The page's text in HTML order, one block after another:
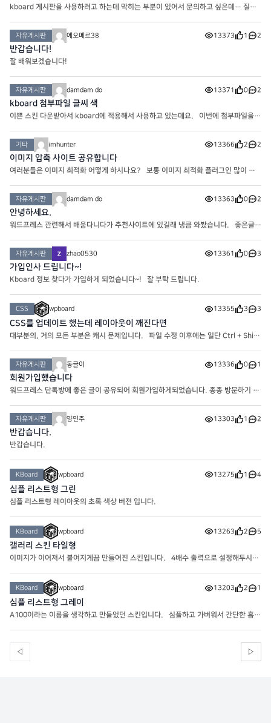
kboard 게시판을 사용하려고 하는데 막히는 부분이 있어서 문의하고 싶은데… 질문
이상하게 파랑색 필터가 약하게 먹힌채로 올라가서… 어떻
자유게시판 에오메르38 13373 1 2
반갑습니다!
잘 배워보겠습니다!
자유게시판 damdam do 13371 0 2
kboard 첨부파일 글씨 색
이쁜 스킨 다운받아서 kboard에 적용해서 사용하고 있는데요. 이번에 첨부파일을
색으로 보여서 첨부파일이 있는지 없는지 확인이 안되네요
기타 imhunter 13366 2 2
이미지 압축 사이트 공유합니다
여러분들은 이미지 최적화 어떻게 하시나요? 보통 이미지 최적화 플러그인 많이 사
이미지 압축 후 업로드하고 있습니다. 아시는 분은
자유게시판 damdam do 13363 0 2
안녕하세요.
워드프레스 관련해서 배움다니다가 추천사이트에 있길래 냉큼 와봤습니다. 좋은글
자유게시판 zhao0530 13361 0 3
가입인사 드립니다~!
Kboard 정보 찾다가 가입하게 되었습니다~! 잘 부탁 드립니다.
CSS wpboard 13355 3 3
CSS를 업데이트 했는데 레이아웃이 깨진다면
대부분의, 거의 모든 부분은 캐시 문제입니다. 파일 수정 이후에는 일단 Ctrl + Shift
자유게시판 동글이 13336 0 1
회원가입했습니다
워드프레스 단톡방에 좋은 글이 공유되어 회원가입하게되었습니다. 종종 방문하기 좋
자유게시판 양인주 13303 1 2
반갑습니다.
반갑습니다.
KBoard wpboard 13275 1 4
심플 리스트형 그린
심플 리스트형 레이아웃의 초록 색상 버전 입니다.
KBoard wpboard 13263 2 5
갤러리 스킨 타일형
이미지가 이어져서 붙여지게끔 만들어진 스킨입니다. 4배수 출력으로 설정해두시면
KBoard wpboard 13203 2 1
심플 리스트형 그레이
A100이라는 이름을 생각하고 만들었던 스킨입니다. 심플하고 가벼워서 간단한 홈페
◁ ▷